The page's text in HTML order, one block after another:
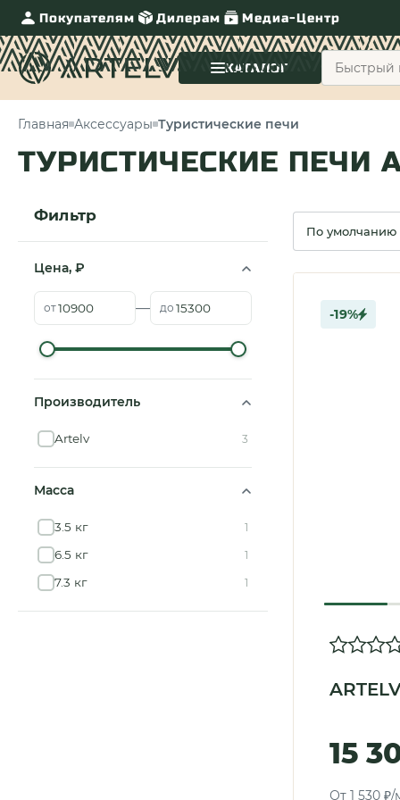
Покупателям Дилерам Медиа-Центр
КАТАЛОГ
Главная Аксессуары Туристические печи
ТУРИСТИЧЕСКИЕ ПЕЧИ
Фильтр
Цена, ₽
от — до
Производитель
Artelv 3
Масса
3.5 кг 1
6.5 кг 1
7.3 кг 1
Сортировка
-19%
15
От 1 530